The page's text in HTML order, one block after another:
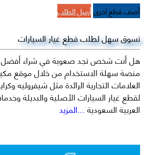
أضف قطع اخرىأرسل الطلب
تسوق سهل لطلب قطع غيار السيارات
هل أنت شخص تجد صعوبة في شراء أفضل قطع
منصة سهلة الاستخدام من خلال موقع
العربية السعودية...المزيد